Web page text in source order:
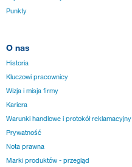
Punkty
O nas
Historia
Kluczowi pracownicy
Wizja i misja firmy
Kariera
Warunki handlowe i protokół reklamacyjny
Prywatność
Nota prawna
Marki produktów - przegląd